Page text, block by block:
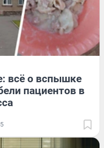
всё о вспышке
пациентов в
5